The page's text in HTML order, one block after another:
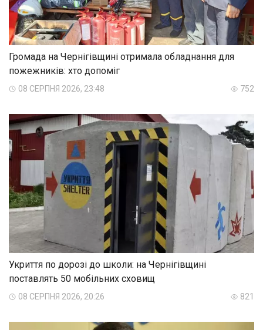
Громада на Чернігівщині отримала обладнання для
пожежників: хто допоміг
08 СЕРПНЯ 2026, 23:48 752
Укриття по дорозі до школи: на Чернігівщині
поставлять 50 мобільних сховищ
08 СЕРПНЯ 2026, 20:26 821